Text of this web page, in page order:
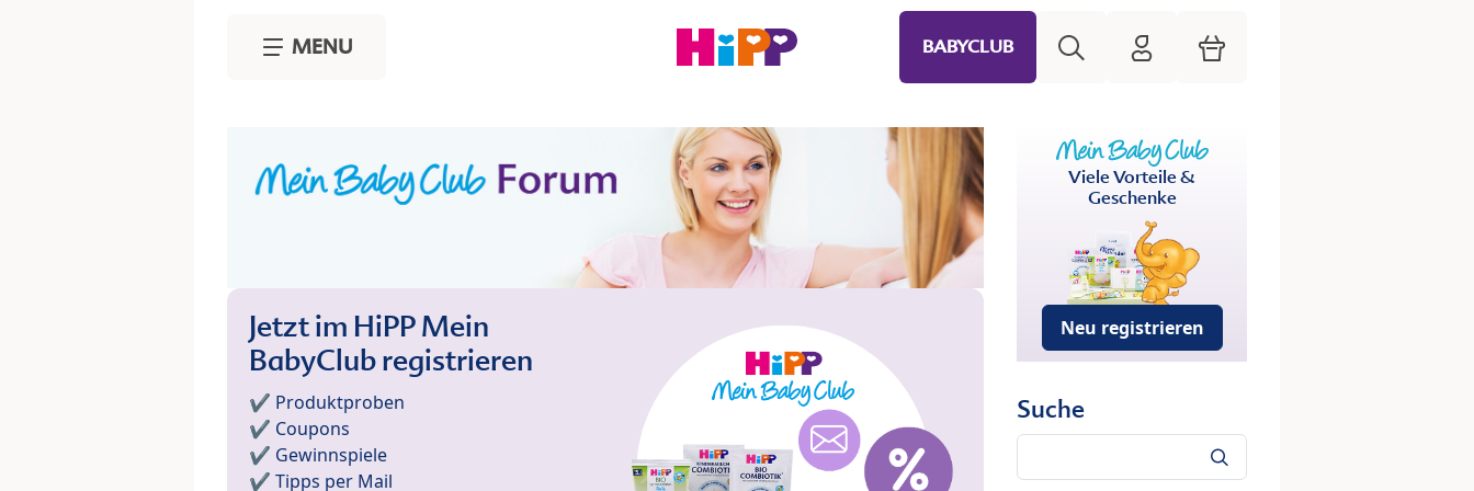
MENU BABYCLUB HiPP Mein Babyclub
Warenkorb
Jetzt im HiPP Mein
BabyClub registrieren
✔️ Produktproben
✔️ Coupons
✔️ Gewinnspiele
✔️ Tipps per Mail
Viele Vorteile &
Geschenke
Neu registrieren
Suche